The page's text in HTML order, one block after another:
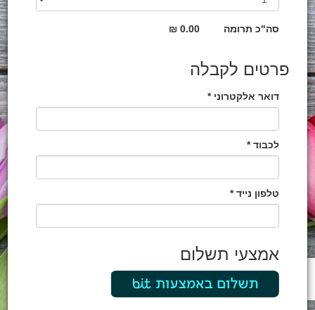
סה"כ תרומה 0.00 ₪
פרטים לקבלה
דואר אלקטרוני *
לכבוד *
טלפון נייד *
אמצעי תשלום